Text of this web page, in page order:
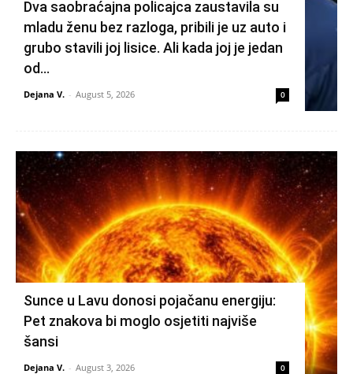
Dva saobraćajna policajca zaustavila su
mladu ženu bez razloga, pribili je uz auto i
grubo stavili joj lisice. Ali kada joj je jedan
od...
Dejana V. - August 5, 2026 0
Sunce u Lavu donosi pojačanu energiju:
Pet znakova bi moglo osjetiti najviše
šansi
Dejana V. - August 3, 2026 0